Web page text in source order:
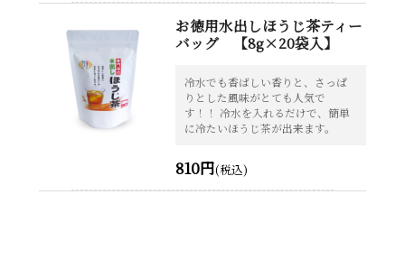
お徳用水出しほうじ茶ティー
バッグ 【8g×20袋入】
冷水でも香ばしい香りと、さっぱ
りとした風味がとても人気で
す！！ 冷水を入れるだけで、簡単
に冷たいほうじ茶が出来ます。
810円(税込)